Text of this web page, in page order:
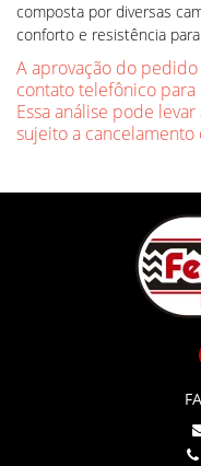
composta por diversas
conforto e resistência
A aprovação do
contato telefônico
Essa análise pode
sujeito a cancelamento